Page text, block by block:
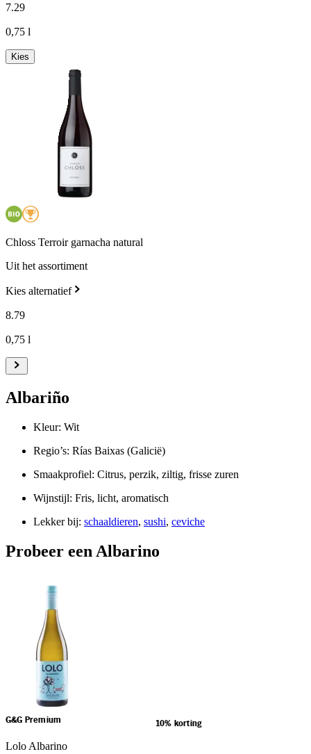
7.29
0,75 l
Kies
Chloss Terroir garnacha natural
Uit het assortiment
Kies alternatief
8.79
0,75 l
Albariño
Kleur: Wit
Regio’s: Rías Baixas (Galicië)
Smaakprofiel: Citrus, perzik, ziltig, frisse zuren
Wijnstijl: Fris, licht, aromatisch
Lekker bij: schaaldieren, sushi, ceviche
Probeer een Albarino
G&G Premium 10% korting
Lolo Albarino